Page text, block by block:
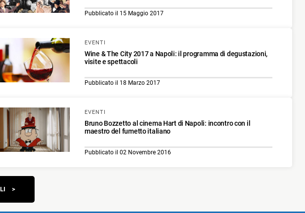
Pubblicato il 15 Maggio 2017
EVENTI
Wine & The City 2017 a Napoli: il programma di degustazioni,
visite e spettacoli
Pubblicato il 18 Marzo 2017
EVENTI
Bruno Bozzetto al cinema Hart di Napoli: incontro con il
maestro del fumetto italiano
Pubblicato il 02 Novembre 2016